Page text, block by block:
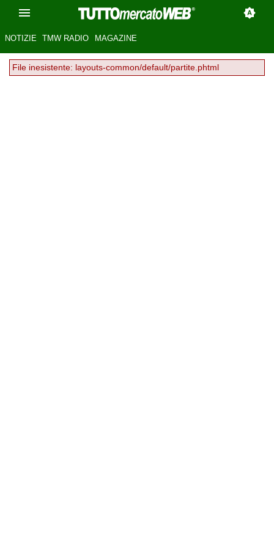
NOTIZIE TMW RADIO MAGAZINE
File inesistente: layouts-common/default/partite.phtml